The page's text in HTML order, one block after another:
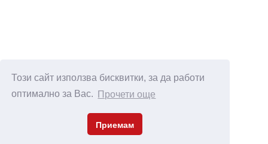
Този сайт използва бисквитки, за да работи
оптимално за Вас.
Прочети още
Приемам